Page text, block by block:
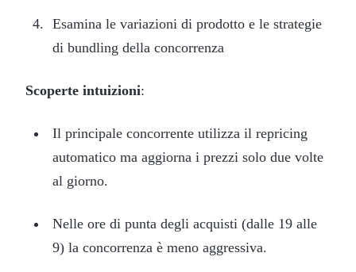
Esamina le variazioni di prodotto e le strategie
di bundling della concorrenza
Scoperte intuizioni:
Il principale concorrente utilizza il repricing
automatico ma aggiorna i prezzi solo due volte
al giorno.
Nelle ore di punta degli acquisti (dalle 19 alle
9) la concorrenza è meno aggressiva.